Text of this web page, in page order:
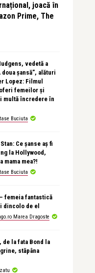
joacă în
Prime, The
vedetă a
șansă”, alături
Lopez: Filmul
femeilor și
multă încredere în
Buciuta
Ce șanse aș fi
la Hollywood,
mama mea?!
Buciuta
femeia fantastică
dincolo de el
Marea Dragoste
de la fata Bond la
stăpâna